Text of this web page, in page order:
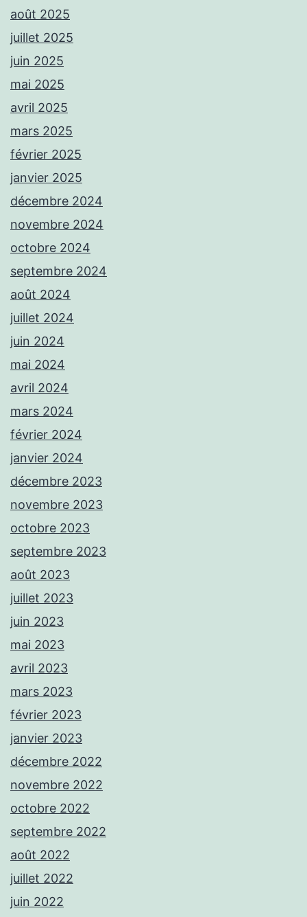
août 2025
juillet 2025
juin 2025
mai 2025
avril 2025
mars 2025
février 2025
janvier 2025
décembre 2024
novembre 2024
octobre 2024
septembre 2024
août 2024
juillet 2024
juin 2024
mai 2024
avril 2024
mars 2024
février 2024
janvier 2024
décembre 2023
novembre 2023
octobre 2023
septembre 2023
août 2023
juillet 2023
juin 2023
mai 2023
avril 2023
mars 2023
février 2023
janvier 2023
décembre 2022
novembre 2022
octobre 2022
septembre 2022
août 2022
juillet 2022
juin 2022